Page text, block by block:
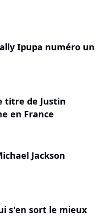
Ipupa numéro un
titre de Justin
en France
Jackson
s'en sort le mieux